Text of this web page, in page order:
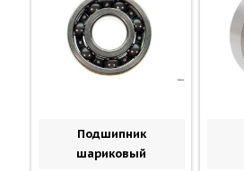
Подшипник
шариковый